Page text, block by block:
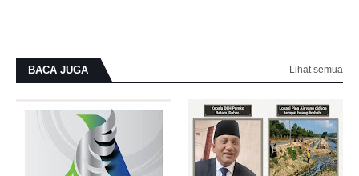
BACA JUGA Lihat semua